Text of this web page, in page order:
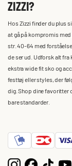
ZIZZI?
Hos Zizzi finder du plus
at gå på kompromis
str. 40-64 med
de ser ud. Udforsk alt
ekstra wide fit sko og
festtøj eller styles, der
dig. Shop dine favoritter
bare standarder.